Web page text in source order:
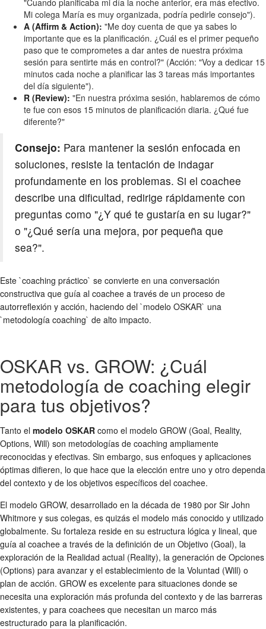
Mi colega María es muy organizada, podría pedirle consejo").
A (Affirm & Action): "Me doy cuenta de que ya sabes lo
importante que es la planificación. ¿Cuál es el primer pequeño
paso que te comprometes a dar antes de nuestra próxima
sesión para sentirte más en control?" (Acción: "Voy a dedicar 15
minutos cada noche a planificar las 3 tareas más importantes
del día siguiente").
R (Review): "En nuestra próxima sesión, hablaremos de cómo
te fue con esos 15 minutos de planificación diaria. ¿Qué fue
diferente?"
Consejo: Para mantener la sesión enfocada en
soluciones, resiste la tentación de indagar
profundamente en los problemas. Si el coachee
describe una dificultad, redirige rápidamente con
preguntas como "¿Y qué te gustaría en su lugar?"
o "¿Qué sería una mejora, por pequeña que
sea?".
Este `coaching práctico` se convierte en una conversación
constructiva que guía al coachee a través de un proceso de
autorreflexión y acción, haciendo del `modelo OSKAR` una
`metodología coaching` de alto impacto.
OSKAR vs. GROW: ¿Cuál
metodología de coaching elegir
para tus objetivos?
Tanto el modelo OSKAR como el modelo GROW (Goal, Reality,
Options, Will) son metodologías de coaching ampliamente
reconocidas y efectivas. Sin embargo, sus enfoques y aplicaciones
óptimas difieren, lo que hace que la elección entre uno y otro dependa
del contexto y de los objetivos específicos del coachee.
El modelo GROW, desarrollado en la década de 1980 por Sir John
Whitmore y sus colegas, es quizás el modelo más conocido y utilizado
globalmente. Su fortaleza reside en su estructura lógica y lineal, que
guía al coachee a través de la definición de un Objetivo (Goal), la
exploración de la Realidad actual (Reality), la generación de Opciones
(Options) para avanzar y el establecimiento de la Voluntad (Will) o
plan de acción. GROW es excelente para situaciones donde se
necesita una exploración más profunda del contexto y de las barreras
existentes, y para coachees que necesitan un marco más
estructurado para la planificación.